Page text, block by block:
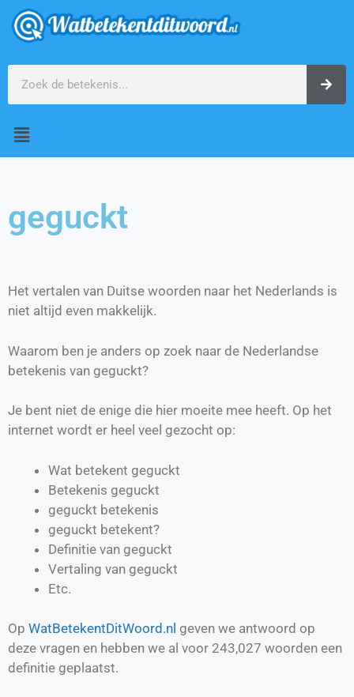
geguckt
Het vertalen van Duitse woorden naar het Nederlands is
niet altijd even makkelijk.
Waarom ben je anders op zoek naar de Nederlandse
betekenis van geguckt?
Je bent niet de enige die hier moeite mee heeft. Op het
internet wordt er heel veel gezocht op:
Wat betekent geguckt
Betekenis geguckt
geguckt betekenis
geguckt betekent?
Definitie van geguckt
Vertaling van geguckt
Etc.
Op WatBetekentDitWoord.nl geven we antwoord op
deze vragen en hebben we al voor 243,027 woorden een
definitie geplaatst.